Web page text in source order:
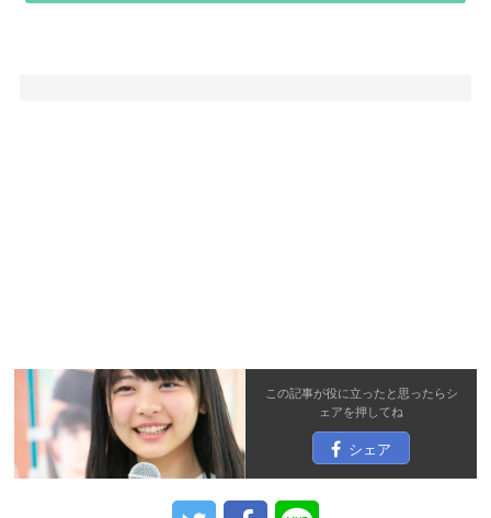
この記事が役に立ったと思ったら シ
ェアを押してね
シェア